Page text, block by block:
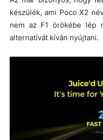
készülék, ami Poco X2
nem az F1 örökébe lép
alternatívát kíván nyújtani.